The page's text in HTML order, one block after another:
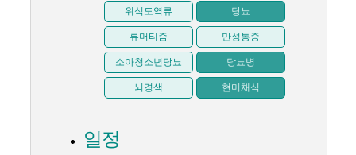
위식도역류 당뇨
류머티즘 만성통증
소아청소년당뇨 당뇨병
뇌경색 현미채식
일정